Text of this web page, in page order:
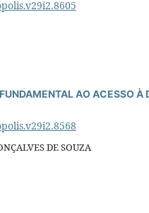
AO ACESSO
DE SOUZA